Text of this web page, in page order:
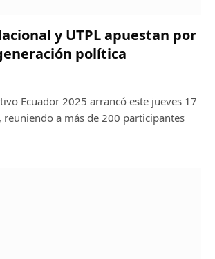
y UTPL apuestan por
política
Ecuador 2025 arrancó este jueves 17
a más de 200 participantes